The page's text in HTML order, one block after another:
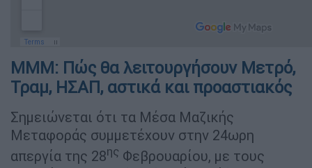
ΜΜΜ: Πώς θα λειτουργήσουν Μετρό,
Τραμ, ΗΣΑΠ, αστικά και προαστιακός
Σημειώνεται ότι τα Μέσα Μαζικής
Μεταφοράς συμμετέχουν στην 24ωρη
απεργία της 28ης Φεβρουαρίου, με τους